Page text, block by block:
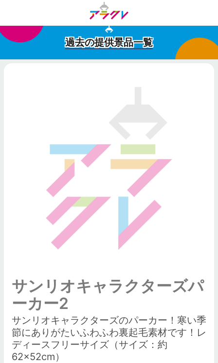
過去の提供景品一覧
サンリオキャラクターズパ
ーカー2
サンリオキャラクターズのパーカー！寒い季
節にありがたいふわふわ裏起毛素材です！レ
ディースフリーサイズ（サイズ：約
62×52cm）